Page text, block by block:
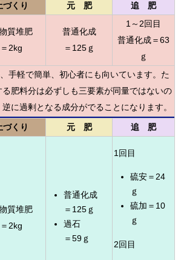
づくり 元 肥 追 肥
質堆肥
＝2kg
普通化成
＝125ｇ
1～2回目
普通化成＝63
ｇ
手軽で簡単、初心者にも向いています。た
肥料分は必ずしも三要素が同量ではないの
に過剰となる成分がでることになります。
づくり 元 肥 追 肥
質堆肥
＝2kg
普通化成
＝125ｇ
過石
＝59ｇ
1回目
硫安＝24
ｇ
硫加＝10
ｇ
2回目